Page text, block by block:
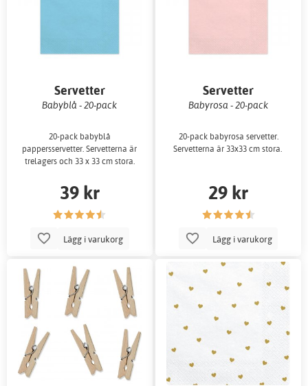
Servetter
Babyblå - 20-pack
20-pack babyblå
pappersservetter. Servetterna är
trelagers och 33 x 33 cm stora.
39 kr
Lägg i varukorg
Servetter
Babyrosa - 20-pack
20-pack babyrosa servetter.
Servetterna är 33x33 cm stora.
29 kr
Lägg i varukorg